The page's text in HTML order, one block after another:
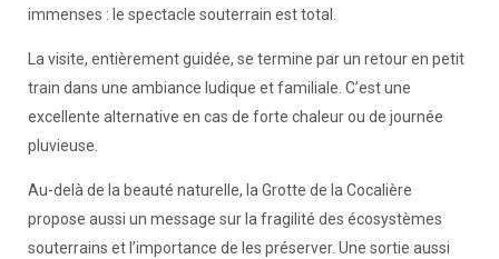
immenses : le spectacle souterrain est total.
La visite, entièrement guidée, se termine par un retour en petit
train dans une ambiance ludique et familiale. C’est une
excellente alternative en cas de forte chaleur ou de journée
pluvieuse.
Au-delà de la beauté naturelle, la Grotte de la Cocalière
propose aussi un message sur la fragilité des écosystèmes
souterrains et l’importance de les préserver. Une sortie aussi